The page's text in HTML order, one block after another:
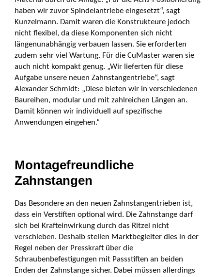
haben wir zuvor Spindelantriebe eingesetzt“, sagt
Kunzelmann. Damit waren die Konstrukteure jedoch
nicht flexibel, da diese Komponenten sich nicht
längenunabhängig verbauen lassen. Sie erforderten
zudem sehr viel Wartung. Für die CuMaster waren sie
auch nicht kompakt genug. „Wir lieferten für diese
Aufgabe unsere neuen Zahnstangentriebe“, sagt
Alexander Schmidt: „Diese bieten wir in verschiedenen
Baureihen, modular und mit zahlreichen Längen an.
Damit können wir individuell auf spezifische
Anwendungen eingehen.“
Montagefreundliche
Zahnstangen
Das Besondere an den neuen Zahnstangentrieben ist,
dass ein Verstiften optional wird. Die Zahnstange darf
sich bei Krafteinwirkung durch das Ritzel nicht
verschieben. Deshalb stellen Marktbegleiter dies in der
Regel neben der Presskraft über die
Schraubenbefestigungen mit Passstiften an beiden
Enden der Zahnstange sicher. Dabei müssen allerdings